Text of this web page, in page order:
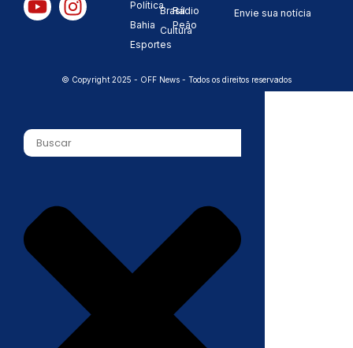
Política
Bahia
Esportes
Brasil
Cultura
Rádio
Peão
Envie sua notícia
© Copyright 2025 - OFF News - Todos os direitos reservados